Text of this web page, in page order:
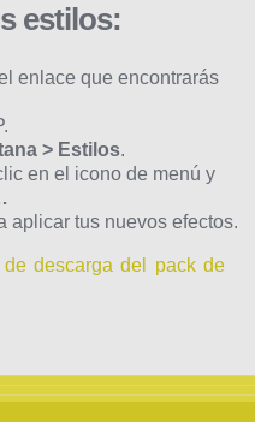
estilos:
enlace que encontrarás
> Estilos.
en el icono de menú y
aplicar tus nuevos efectos.
de descarga del pack de